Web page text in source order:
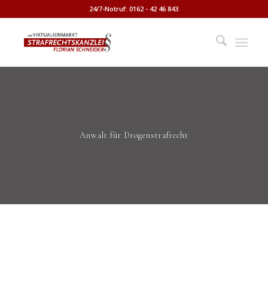
24/7-Notruf: 0162 - 42 46 843
Anwalt für Drogenstrafrecht